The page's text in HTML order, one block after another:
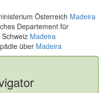
Österreich Madeira
Departement für
Madeira
über Madeira